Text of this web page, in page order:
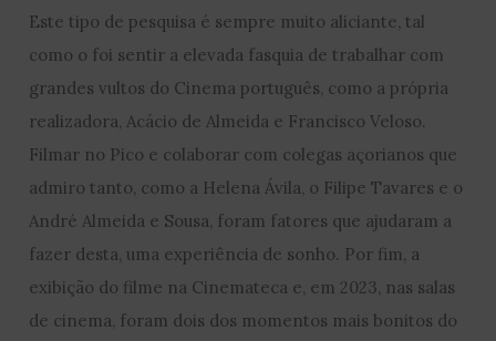
Este tipo de pesquisa é sempre muito aliciante, tal
como o foi sentir a elevada fasquia de trabalhar com
grandes vultos do Cinema português, como a própria
realizadora, Acácio de Almeida e Francisco Veloso.
Filmar no Pico e colaborar com colegas açorianos que
admiro tanto, como a Helena Ávila, o Filipe Tavares e o
André Almeida e Sousa, foram fatores que ajudaram a
fazer desta, uma experiência de sonho. Por fim, a
exibição do filme na Cinemateca e, em 2023, nas salas
de cinema, foram dois dos momentos mais bonitos do